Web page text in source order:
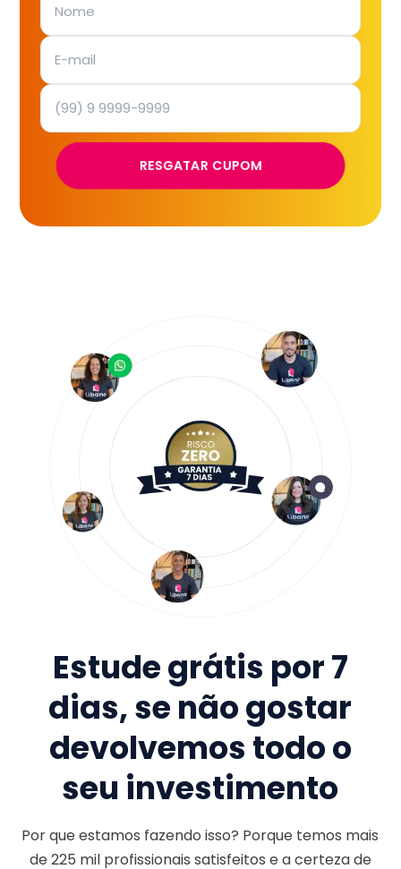
RESGATAR CUPOM
Estude grátis por 7
dias, se não gostar
devolvemos todo o
seu investimento
Por que estamos fazendo isso? Porque temos mais
de225 milprofissionais satisfeitos e a certeza de